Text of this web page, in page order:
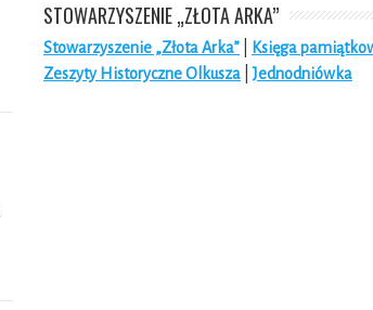
STOWARZYSZENIE „ZŁOTA ARKA”
Stowarzyszenie „Złota Arka”
Księga
Zeszyty Historyczne Olkusza |Jednodniówka